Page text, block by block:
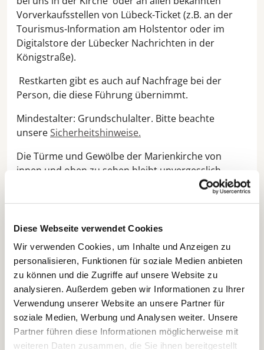
Diese Webseite verwendet Cookies
Wir verwenden Cookies, um Inhalte und Anzeigen zu
personalisieren, Funktionen für soziale Medien anbieten
zu können und die Zugriffe auf unsere Website zu
analysieren. Außerdem geben wir Informationen zu Ihrer
Verwendung unserer Website an unsere Partner für
soziale Medien, Werbung und Analysen weiter. Unsere
Partner führen diese Informationen möglicherweise mit
weiteren Daten zusammen, die Sie ihnen bereitgestellt
Vorverkaufsstellen von Lübeck-Ticket (z.B. an der
Tourismus-Information am Holstentor oder im
Digitalstore der Lübecker Nachrichten in der
Königstraße).
Restkarten gibt es auch auf Nachfrage bei der
Person, die diese Führung übernimmt.
Mindestalter: Grundschulalter. Bitte beachte
unsereSicherheitshinweise.
Die Türme und Gewölbe der Marienkirche von
innen und oben zu sehen bleibt unvergesslich.